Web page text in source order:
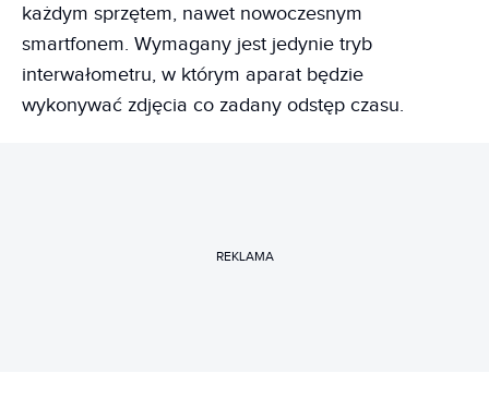
każdym sprzętem, nawet nowoczesnym
smartfonem. Wymagany jest jedynie tryb
interwałometru, w którym aparat będzie
wykonywać zdjęcia co zadany odstęp czasu.
REKLAMA